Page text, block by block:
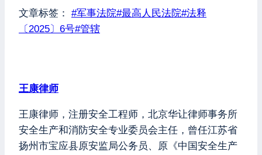
文章标签： #军事法院#最高人民法院#法释
〔2025〕6号#管辖
王康律师
王康律师，注册安全工程师，北京华让律师事务所
安全生产和消防安全专业委员会主任，曾任江苏省
扬州市宝应县原安监局公务员、原《中国安全生产